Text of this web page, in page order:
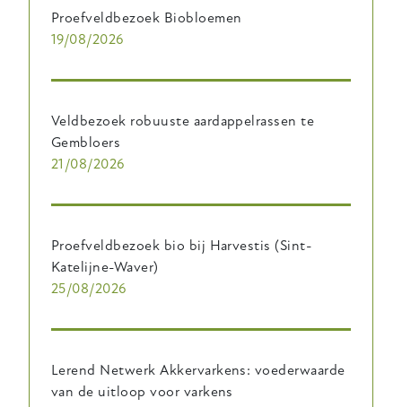
Proefveldbezoek Biobloemen
19/08/2026
Veldbezoek robuuste aardappelrassen te
Gembloers
21/08/2026
Proefveldbezoek bio bij Harvestis (Sint-
Katelijne-Waver)
25/08/2026
Lerend Netwerk Akkervarkens: voederwaarde
van de uitloop voor varkens